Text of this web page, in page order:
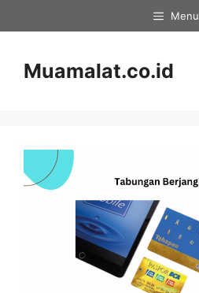
to
Menu
Muamalat.co.id